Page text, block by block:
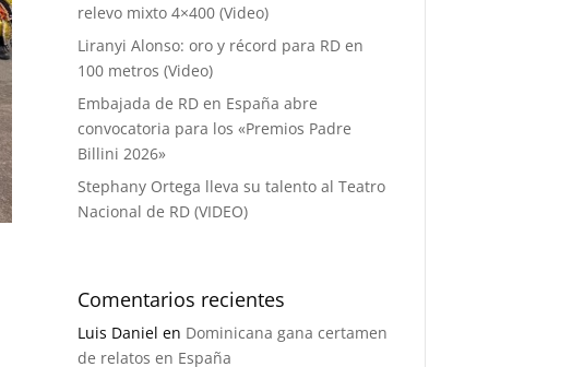
relevo mixto 4×400 (Video)
Liranyi Alonso: oro y récord para RD en
100 metros (Video)
Embajada de RD en España abre
convocatoria para los «Premios Padre
Billini 2026»
Stephany Ortega lleva su talento al Teatro
Nacional de RD (VIDEO)
Comentarios recientes
Luis Daniel en Dominicana gana certamen
de relatos en España